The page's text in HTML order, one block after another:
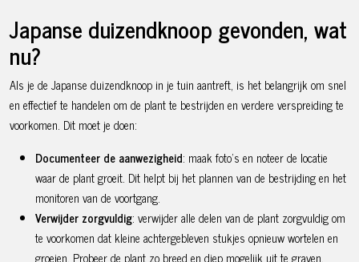
Japanse duizendknoop gevonden, wat
nu?
Als je de Japanse duizendknoop in je tuin aantreft, is het belangrijk om snel
en effectief te handelen om de plant te bestrijden en verdere verspreiding te
voorkomen. Dit moet je doen:
Documenteer de aanwezigheid: maak foto’s en noteer de locatie
waar de plant groeit. Dit helpt bij het plannen van de bestrijding en het
monitoren van de voortgang.
Verwijder zorgvuldig: verwijder alle delen van de plant zorgvuldig om
te voorkomen dat kleine achtergebleven stukjes opnieuw wortelen en
groeien. Probeer de plant zo breed en diep mogelijk uit te graven.